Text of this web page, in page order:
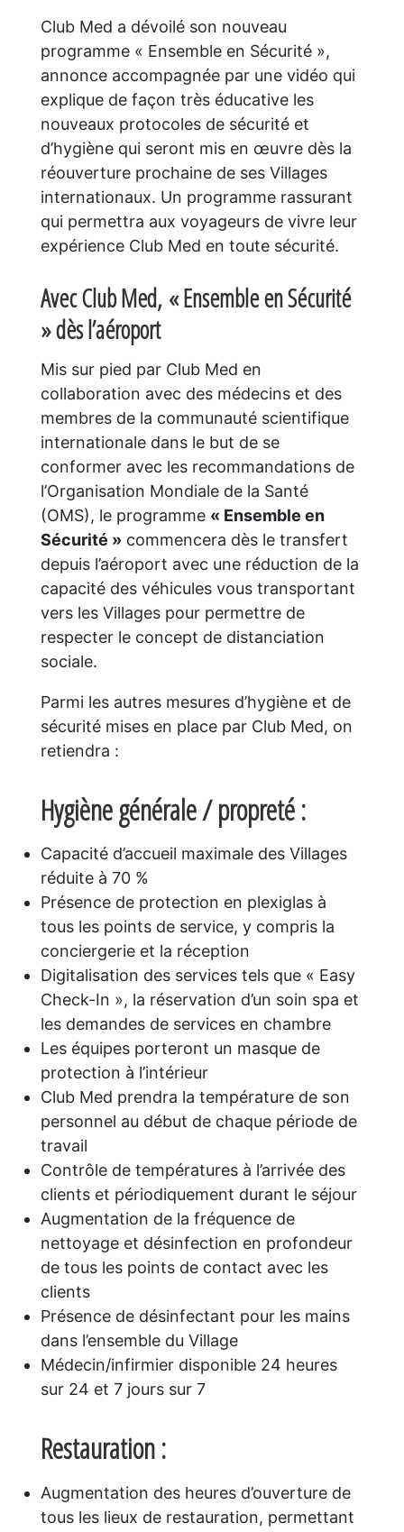
Club Med a dévoilé son nouveau
programme « Ensemble en Sécurité »,
annonce accompagnée par une vidéo qui
explique de façon très éducative les
nouveaux protocoles de sécurité et
d’hygiène qui seront mis en œuvre dès la
réouverture prochaine de ses Villages
internationaux. Un programme rassurant
qui permettra aux voyageurs de vivre leur
expérience Club Med en toute sécurité.
Avec Club Med, « Ensemble en Sécurité
» dès l’aéroport
Mis sur pied par Club Med en
collaboration avec des médecins et des
membres de la communauté scientifique
internationale dans le but de se
conformer avec les recommandations de
l’Organisation Mondiale de la Santé
(OMS), le programme « Ensemble en
Sécurité »commencera dès le transfert
depuis l’aéroport avec une réduction de la
capacité des véhicules vous transportant
vers les Villages pour permettre de
respecter le concept de distanciation
sociale.
Parmi les autres mesures d’hygiène et de
sécurité mises en place par Club Med, on
retiendra :
Hygiène générale / propreté :
Capacité d’accueil maximale des Villages
réduite à 70 %
Présence de protection en plexiglas à
tous les points de service, y compris la
conciergerie et la réception
Digitalisation des services tels que « Easy
Check-In », la réservation d’un soin spa et
les demandes de services en chambre
Les équipes porteront un masque de
protection à l’intérieur
Club Med prendra la température de son
personnel au début de chaque période de
travail
Contrôle de températures à l’arrivée des
clients et périodiquement durant le séjour
Augmentation de la fréquence de
nettoyage et désinfection en profondeur
de tous les points de contact avec les
clients
Présence de désinfectant pour les mains
dans l’ensemble du Village
Médecin/infirmier disponible 24 heures
sur 24 et 7 jours sur 7
Restauration:
Augmentation des heures d’ouverture de
tous les lieux de restauration, permettant